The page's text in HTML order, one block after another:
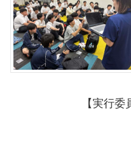
【実行委